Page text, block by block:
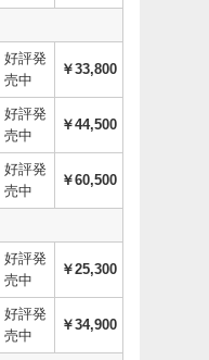
好評発
売中
￥33,800
好評発
売中
￥44,500
好評発
売中
￥60,500
好評発
売中
￥25,300
好評発
売中
￥34,900